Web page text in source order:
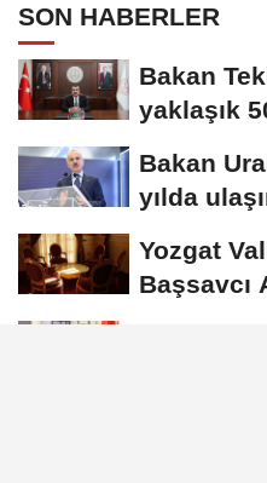
SON HABERLER
Bakan
yaklaşık
Bakan
yılda
kendi
Yozgat
Başsavcı